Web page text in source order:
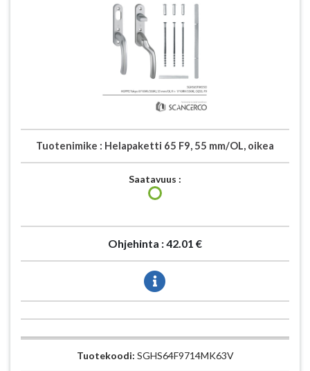
Tuotenimike : Helapaketti 65 F9, 55 mm/OL, oikea
Saatavuus :
Ohjehinta :42.01 €
Tuotekoodi: SGHS64F9714MK63V